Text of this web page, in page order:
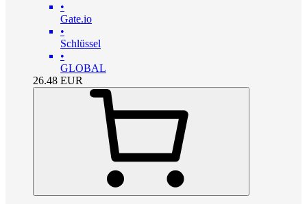
•
Gate.io
•
Schlüssel
•
GLOBAL
26.48 EUR